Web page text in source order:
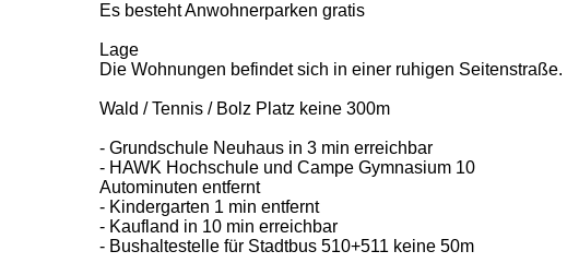
Es besteht Anwohnerparken gratis
Lage
Die Wohnungen befindet sich in einer ruhigen Seitenstraße.
Wald / Tennis / Bolz Platz keine 300m
- Grundschule Neuhaus in 3 min erreichbar
- HAWK Hochschule und Campe Gymnasium 10
Autominuten entfernt
- Kindergarten 1 min entfernt
- Kaufland in 10 min erreichbar
- Bushaltestelle für Stadtbus 510+511 keine 50m